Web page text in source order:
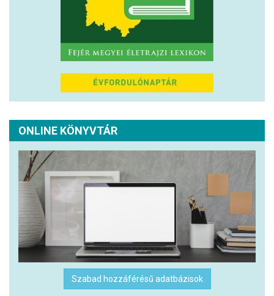
ONLINE KÖNYVTÁR
Szabad hozzáférésű adatbázisok